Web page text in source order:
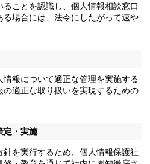
ことを認識し、個人情報相談窓口
場合には、法令にしたがって速や
報について適正な管理を実施する
の適正な取り扱いを実現するための
定・実施
を実行するため、個人情報保護社